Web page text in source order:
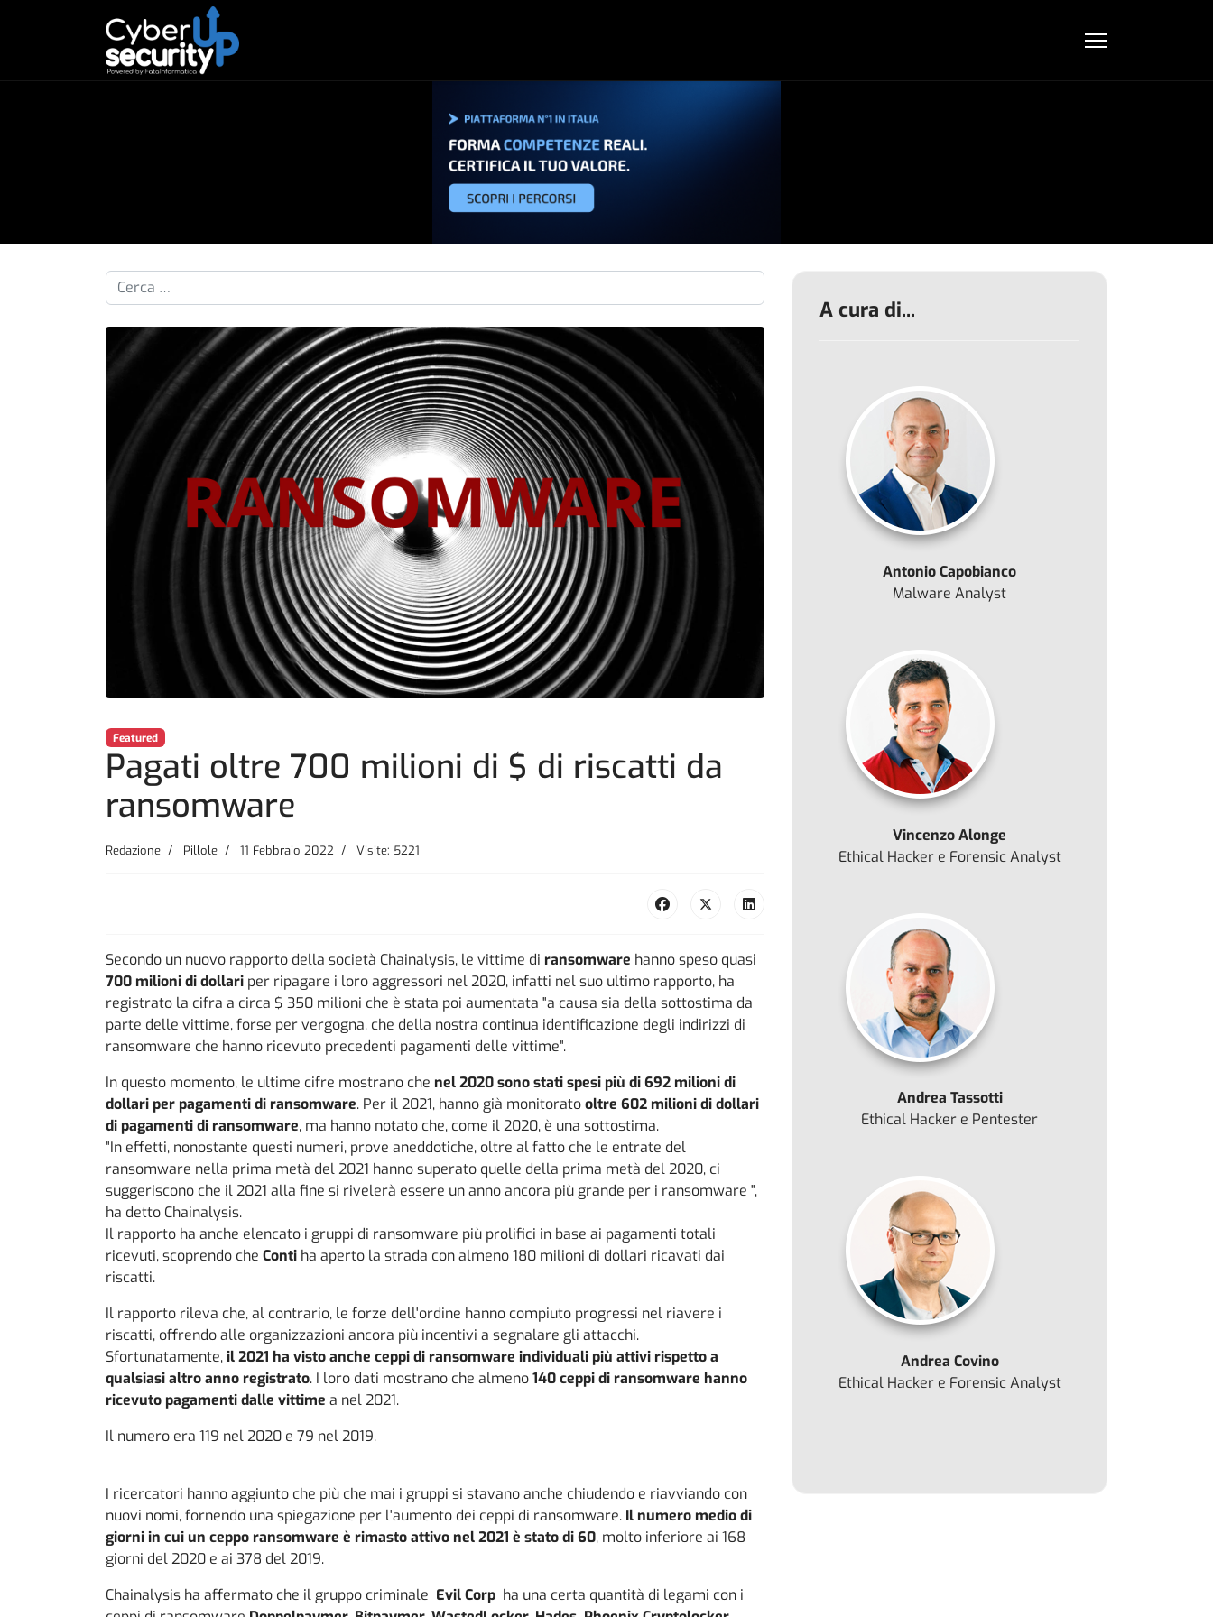
Cerca nelle pillole...
Featured
Pagati oltre 700 milioni di $ di riscatti da
ransomware
Redazione Pillole 11 Febbraio 2022 Visite: 5221
Secondo un nuovo rapporto della società Chainalysis, le vittime di ransomware hanno speso quasi
700 milioni di dollari per ripagare i loro aggressori nel 2020, infatti nel suo ultimo rapporto, ha
registrato la cifra a circa $ 350 milioni che è stata poi aumentata "a causa sia della sottostima da
parte delle vittime, forse per vergogna, che della nostra continua identificazione degli indirizzi di
ransomware che hanno ricevuto precedenti pagamenti delle vittime".
In questo momento, le ultime cifre mostrano che nel 2020 sono stati spesi più di 692 milioni di
dollari per pagamenti di ransomware. Per il 2021, hanno già monitoratooltre 602 milioni di dollari
di pagamenti di ransomware, ma hanno notato che, come il 2020, è una sottostima.
"In effetti, nonostante questi numeri, prove aneddotiche, oltre al fatto che le entrate del
ransomware nella prima metà del 2021 hanno superato quelle della prima metà del 2020, ci
suggeriscono che il 2021 alla fine si rivelerà essere un anno ancora più grande per i ransomware ",
ha detto Chainalysis.
Il rapporto ha anche elencato i gruppi di ransomware più prolifici in base ai pagamenti totali
ricevuti, scoprendo che Conti ha aperto la strada con almeno 180 milioni di dollari ricavati dai
riscatti.
Il rapporto rileva che, al contrario, le forze dell'ordine hanno compiuto progressi nel riavere i
riscatti, offrendo alle organizzazioni ancora più incentivi a segnalare gli attacchi.
Sfortunatamente,il 2021 ha visto anche ceppi di ransomware individuali più attivi rispetto a
qualsiasi altro anno registrato. I loro dati mostrano che almeno140 ceppi di ransomware hanno
ricevuto pagamenti dalle vittime a nel 2021.
Il numero era 119 nel 2020 e 79 nel 2019.
I ricercatori hanno aggiunto che più che mai i gruppi si stavano anche chiudendo e riavviando con
nuovi nomi, fornendo una spiegazione per l'aumento dei ceppi di ransomware. Il numero medio di
giorni in cui un ceppo ransomware è rimasto attivo nel 2021 è stato di 60, molto inferiore ai 168
giorni del 2020 e ai 378 del 2019.
Chainalysis ha affermato che il gruppo criminale Evil Corp ha una certa quantità di legami con i
A cura di...
Antonio Capobianco
Malware Analyst
Vincenzo Alonge
Ethical Hacker e Forensic Analyst
Andrea Tassotti
Ethical Hacker e Pentester
Andrea Covino
Ethical Hacker e Forensic Analyst